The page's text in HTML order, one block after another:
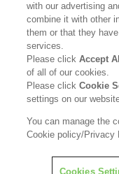
お問い合わせ
新着情報
ご利用条件
花王グループのグローバ
花王ケミカル事業部門に
with our advertising
combine it with other
them or that they
services.
Please clickAccept
of all of our cookies.
Please clickCookie
settings on our
You can manage the
Cookie policy/Privacy
Cookies